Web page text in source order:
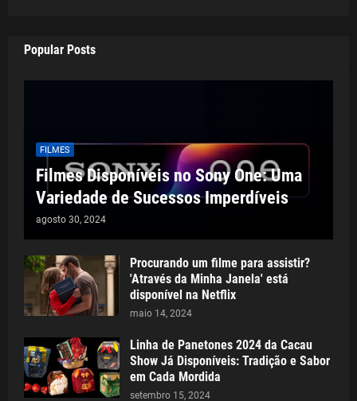
Popular Posts
FILMES
Filmes Disponíveis no Sony One: Uma
Variedade de Sucessos Imperdíveis
agosto 30, 2024
Procurando um filme para assistir?
'Através da Minha Janela' está
disponível na Netflix
maio 14, 2024
Linha de Panetones 2024 da Cacau
Show Já Disponíveis: Tradição e Sabor
em Cada Mordida
setembro 15, 2024